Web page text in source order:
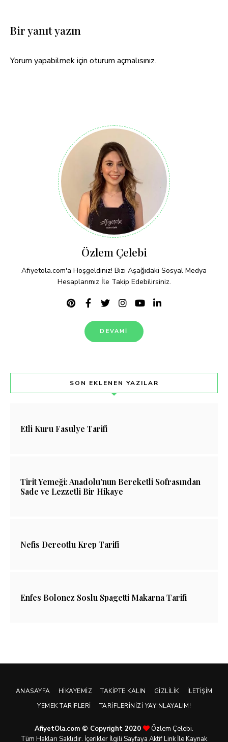
Bir yanıt yazın
Yorum yapabilmek için oturum açmalısınız.
Özlem Çelebi
Afiyetola.com'a Hoşgeldiniz! Bizi Aşağıdaki Sosyal Medya
Hesaplarımız İle Takip Edebilirsiniz.
DEVAMI
SON EKLENEN YAZILAR
Etli Kuru Fasulye Tarifi
Tirit Yemeği: Anadolu’nun Bereketli Sofrasından
Sade ve Lezzetli Bir Hikaye
Nefis Dereotlu Krep Tarifi
Enfes Bolonez Soslu Spagetti Makarna Tarifi
ANASAYFA HIKAYEMIZ TAKIPTE KALIN GIZLILIK
İLETIŞIM
YEMEK TARIFLERI
TARIFLERINIZI YAYINLAYALIM!
AfiyetOla.com © Copyright 2020
Özlem Çelebi.
Tüm Hakları Saklıdır. İçerikler İlgili Sayfaya Aktif Link İle Kaynak